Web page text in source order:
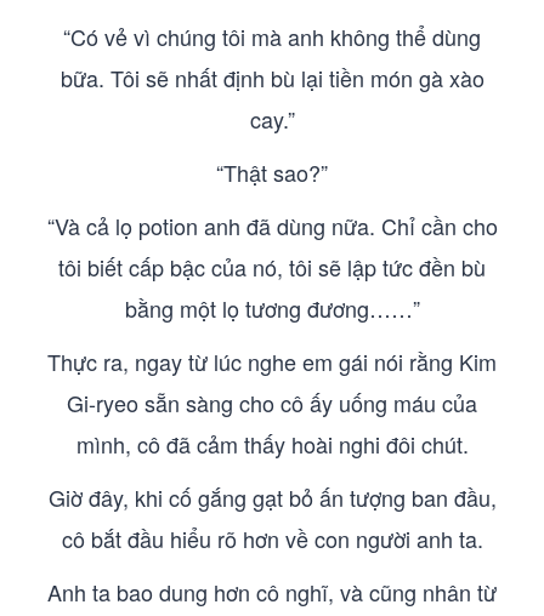
“Có vẻ vì chúng tôi mà anh không thể dùng
bữa. Tôi sẽ nhất định bù lại tiền món gà xào
cay.”
“Thật sao?”
“Và cả lọ potion anh đã dùng nữa. Chỉ cần cho
tôi biết cấp bậc của nó, tôi sẽ lập tức đền bù
bằng một lọ tương đương……”
Thực ra, ngay từ lúc nghe em gái nói rằng Kim
Gi-ryeo sẵn sàng cho cô ấy uống máu của
mình, cô đã cảm thấy hoài nghi đôi chút.
Giờ đây, khi cố gắng gạt bỏ ấn tượng ban đầu,
cô bắt đầu hiểu rõ hơn về con người anh ta.
Anh ta bao dung hơn cô nghĩ, và cũng nhân từ